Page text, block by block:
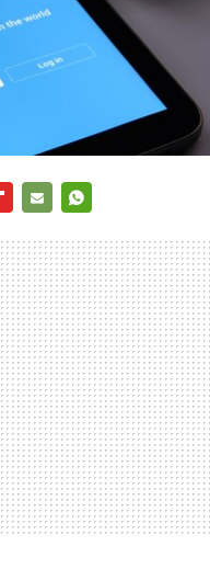
MAIL